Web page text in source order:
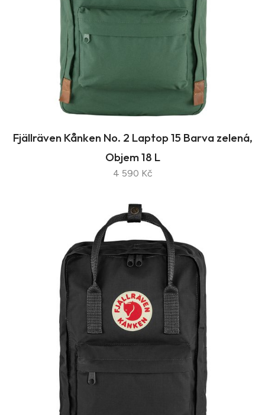
Fjällräven Kånken No. 2 Laptop 15 Barva zelená,
Objem 18 L
4 590 Kč